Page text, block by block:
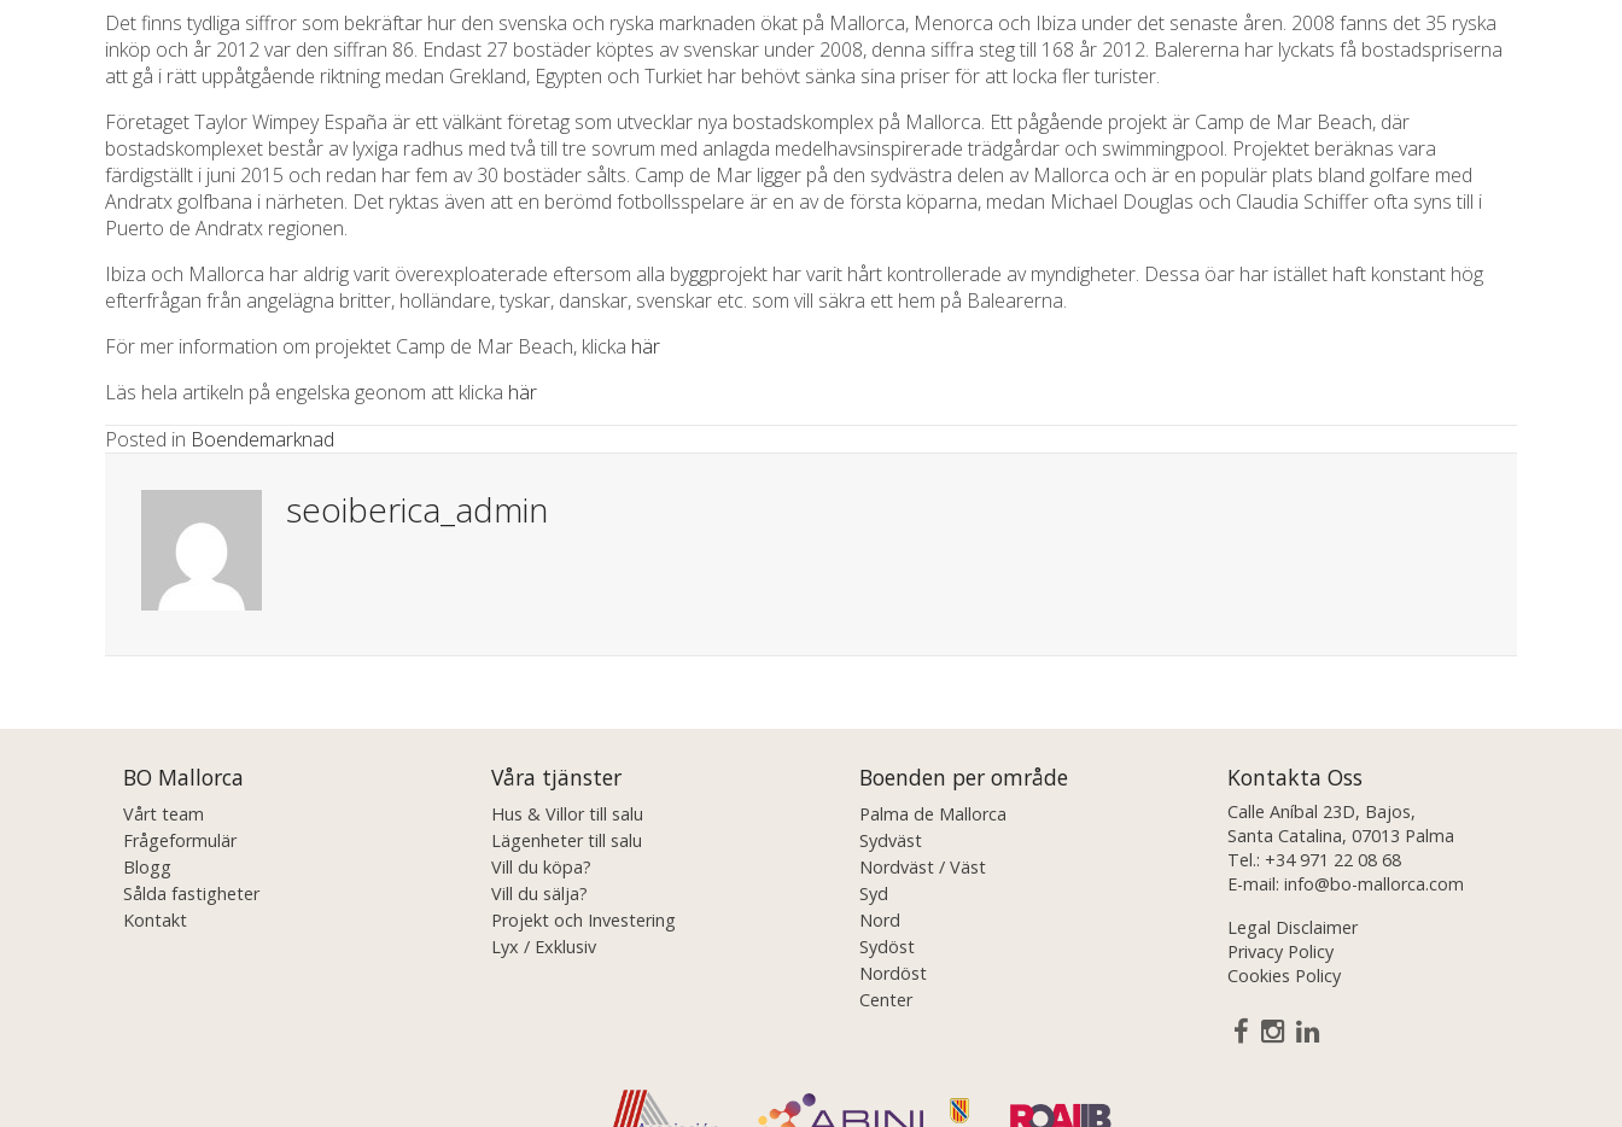
Det finns tydliga siffror som bekräftar hur den svenska och ryska marknaden ökat på Mallorca, Menorca och Ibiza under det senaste åren. 2008 fanns det 35 ryska
inköp och år 2012 var den siffran 86. Endast 27 bostäder köptes av svenskar under 2008, denna siffra steg till 168 år 2012. Balererna har lyckats få bostadspriserna
att gå i rätt uppåtgående riktning medan Grekland, Egypten och Turkiet har behövt sänka sina priser för att locka fler turister.
Företaget Taylor Wimpey España är ett välkänt företag som utvecklar nya bostadskomplex på Mallorca. Ett pågående projekt är Camp de Mar Beach, där
bostadskomplexet består av lyxiga radhus med två till tre sovrum med anlagda medelhavsinspirerade trädgårdar och swimmingpool. Projektet beräknas vara
färdigställt i juni 2015 och redan har fem av 30 bostäder sålts. Camp de Mar ligger på den sydvästra delen av Mallorca och är en populär plats bland golfare med
Andratx golfbana i närheten. Det ryktas även att en berömd fotbollsspelare är en av de första köparna, medan Michael Douglas och Claudia Schiffer ofta syns till i
Puerto de Andratx regionen.
Ibiza och Mallorca har aldrig varit överexploaterade eftersom alla byggprojekt har varit hårt kontrollerade av myndigheter. Dessa öar har istället haft konstant hög
efterfrågan från angelägna britter, holländare, tyskar, danskar, svenskar etc. som vill säkra ett hem på Balearerna.
För mer information om projektet Camp de Mar Beach, klicka här
Läs hela artikeln på engelska geonom att klicka här
Posted in Boendemarknad
seoiberica_admin
navigation
BO Mallorca
Vårt team
Frågeformulär
Blogg
Sålda fastigheter
Kontakt
Våra tjänster
Hus & Villor till salu
Lägenheter till salu
Vill du köpa?
Vill du sälja?
Projekt och Investering
Lyx / Exklusiv
Boenden per område
Palma de Mallorca
Sydväst
Nordväst / Väst
Syd
Nord
Sydöst
Nordöst
Center
Kontakta Oss
Calle Aníbal 23D, Bajos,
Santa Catalina, 07013 Palma
Tel.: +34 971 22 08 68
E-mail: info@bo-mallorca.com
Legal Disclaimer
Privacy Policy
Cookies Policy